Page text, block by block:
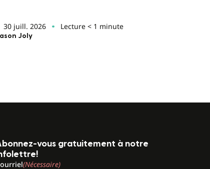
30 juill. 2026 Lecture < 1 minute
Joly
vous gratuitement à notre
(Nécessaire)